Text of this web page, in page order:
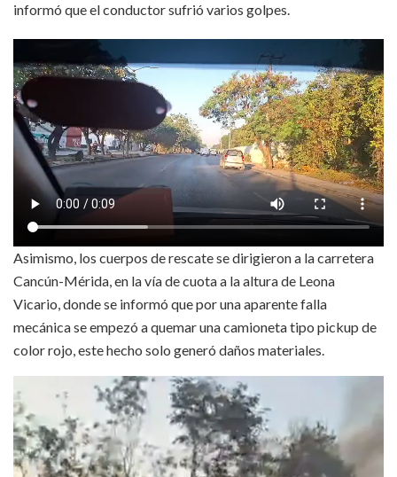
informó que el conductor sufrió varios golpes.
Asimismo, los cuerpos de rescate se dirigieron a la carretera
Cancún-Mérida, en la vía de cuota a la altura de Leona
Vicario, donde se informó que por una aparente falla
mecánica se empezó a quemar una camioneta tipo pickup de
color rojo, este hecho solo generó daños materiales.